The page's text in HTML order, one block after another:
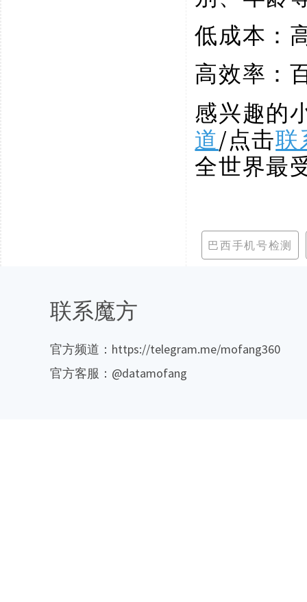
低成本：
高效率：
感兴趣的
道/点击联
全世界最
巴西手机号检测
联系魔方
官方频道：https://telegram.me/mofang360
官方客服：@datamofang